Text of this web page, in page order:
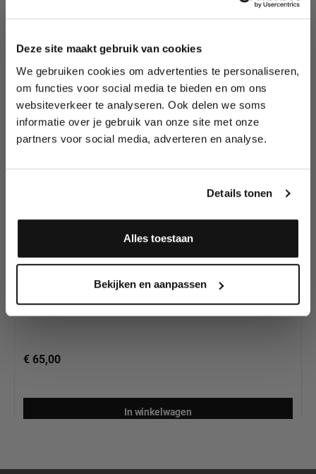
Deze site maakt gebruik van cookies
We gebruiken cookies om advertenties te personaliseren,
om functies voor social media te bieden en om ons
websiteverkeer te analyseren. Ook delen we soms
informatie over je gebruik van onze site met onze
partners voor social media, adverteren en analyse.
Details tonen
Alles toestaan
Bekijken en aanpassen
Productgalerij overslaan
Heb je deze kleuren
Ben Nye MagiCake
Schmink al gezien?
Ben Nye Magicake Aqua Color Creature Palette
€ 65,00
In winkelwagen
10% korting?
Lees als eerste over nieuwe producten,
tutorials, aanbiedingen, evenementen,
wedstrijden en meer.
Meld je aan en ontvang direct
Ja, ik meld me aan